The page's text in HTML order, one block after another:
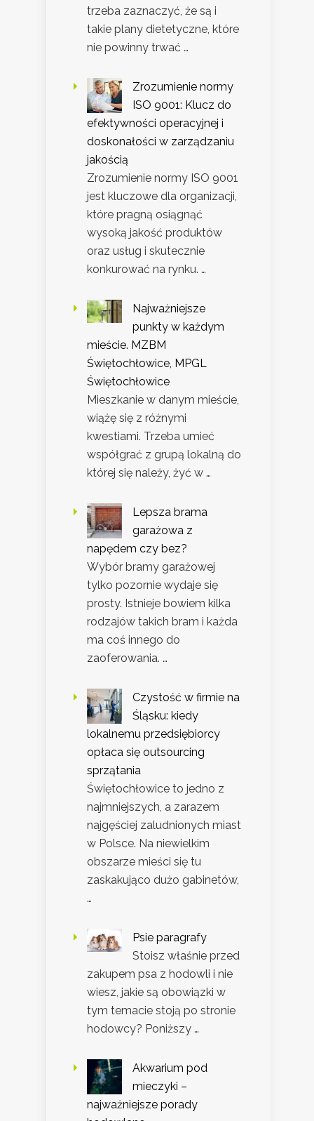
trzeba zaznaczyć, że są i
takie plany dietetyczne, które
nie powinny trwać …
Zrozumienie normy
ISO 9001: Klucz do
efektywności operacyjnej i
doskonałości w zarządzaniu
jakością
Zrozumienie normy ISO 9001
jest kluczowe dla organizacji,
które pragną osiągnąć
wysoką jakość produktów
oraz usług i skutecznie
konkurować na rynku. …
Najważniejsze
punkty w każdym
mieście. MZBM
Świętochłowice, MPGL
Świętochłowice
Mieszkanie w danym mieście,
wiążę się z różnymi
kwestiami. Trzeba umieć
współgrać z grupą lokalną do
której się należy, żyć w …
Lepsza brama
garażowa z
napędem czy bez?
Wybór bramy garażowej
tylko pozornie wydaje się
prosty. Istnieje bowiem kilka
rodzajów takich bram i każda
ma coś innego do
zaoferowania. …
Czystość w firmie na
Śląsku: kiedy
lokalnemu przedsiębiorcy
opłaca się outsourcing
sprzątania
Świętochłowice to jedno z
najmniejszych, a zarazem
najgęściej zaludnionych miast
w Polsce. Na niewielkim
obszarze mieści się tu
zaskakująco dużo gabinetów,
…
Psie paragrafy
Stoisz właśnie przed
zakupem psa z hodowli i nie
wiesz, jakie są obowiązki w
tym temacie stoją po stronie
hodowcy? Poniższy …
Akwarium pod
mieczyki –
najważniejsze porady